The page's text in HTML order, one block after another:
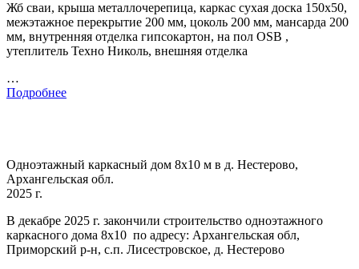
Жб сваи, крыша металлочерепица, каркас сухая доска 150х50,
межэтажное перекрытие 200 мм, цоколь 200 мм, мансарда 200
мм, внутренняя отделка гипсокартон, на пол OSB ,
утеплитель Техно Николь, внешняя отделка
…
Подробнее
Одноэтажный каркасный дом 8х10 м в д. Нестерово,
Архангельская обл.
2025 г.
В декабре 2025 г. закончили строительство одноэтажного
каркасного дома 8х10 по адресу: Архангельская обл,
Приморский р-н, с.п. Лисестровское, д. Нестерово